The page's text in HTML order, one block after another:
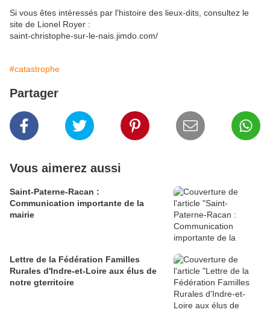
Si vous êtes intéressés par l'histoire des lieux-dits, consultez le
site de Lionel Royer :
saint-christophe-sur-le-nais.jimdo.com/
#catastrophe
Partager
Vous aimerez aussi
Saint-Paterne-Racan :
Communication importante de la
mairie
Lettre de la Fédération Familles
Rurales d'Indre-et-Loire aux élus de
notre gterritoire